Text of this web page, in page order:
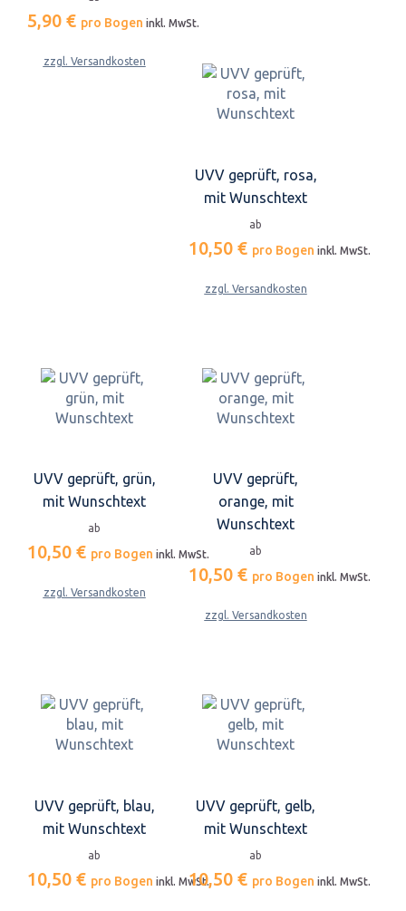
5,90 € pro Bogen inkl. MwSt.
zzgl. Versandkosten
UVV geprüft, rosa,
mit Wunschtext
ab
10,50 € pro Bogen inkl. MwSt.
zzgl. Versandkosten
UVV geprüft, grün,
mit Wunschtext
ab
10,50 € pro Bogen inkl. MwSt.
zzgl. Versandkosten
UVV geprüft,
orange, mit
Wunschtext
ab
10,50 € pro Bogen inkl. MwSt.
zzgl. Versandkosten
UVV geprüft, blau,
mit Wunschtext
ab
10,50 € pro Bogen inkl. MwSt.
UVV geprüft, gelb,
mit Wunschtext
ab
10,50 € pro Bogen inkl. MwSt.